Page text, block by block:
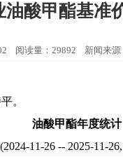
油酸甲酯基准
阅读量：29892 新闻来
。
油酸甲酯年度统计
(2024-11-26 -- 2025-11-